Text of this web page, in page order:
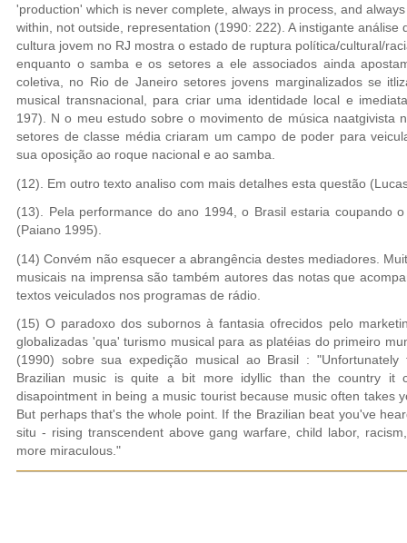
'production' which is never complete, always in process, and
within, not outside, representation (1990: 222). A instigante análise
cultura jovem no RJ mostra o estado de ruptura política/cultural/
enquanto o samba e os setores a ele associados ainda
coletiva, no Rio de Janeiro setores jovens marginalizados se
musical transnacional, para criar uma identidade local e
197). N o meu estudo sobre o movimento de música naatgivista
setores de classe média criaram um campo de poder para
sua oposição ao roque nacional e ao samba.
(12). Em outro texto analiso com mais detalhes esta questão
(13). Pela performance do ano 1994, o Brasil estaria coupando
(Paiano 1995).
(14) Convém não esquecer a abrangência destes mediadores.
musicais na imprensa são também autores das notas que
textos veiculados nos programas de rádio.
(15) O paradoxo dos subornos à fantasia ofrecidos pelo
globalizadas 'qua' turismo musical para as platéias do primeiro
(1990) sobre sua expedição musical ao Brasil :
Brazilian music is quite a bit more idyllic than the country it
disapointment in being a music tourist because music often takes
But perhaps that's the whole point. If the Brazilian beat you've
situ - rising transcendent above gang warfare, child labor,
more miraculous."